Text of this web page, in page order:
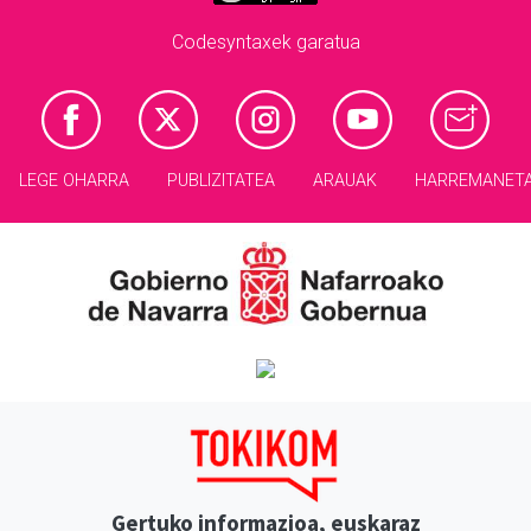
Codesyntaxek garatua
LEGE OHARRA PUBLIZITATEA ARAUAK
Gertuko informazioa, euskaraz